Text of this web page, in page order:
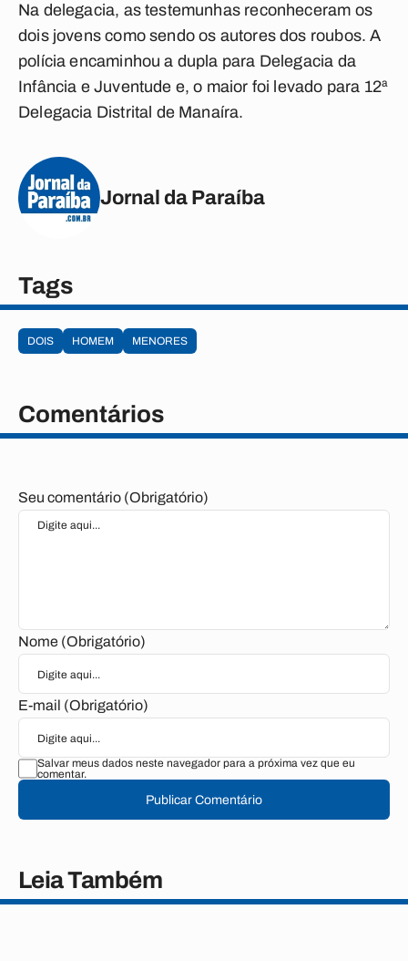
Na delegacia, as testemunhas reconheceram os
dois jovens como sendo os autores dos roubos. A
polícia encaminhou a dupla para Delegacia da
Infância e Juventude e, o maior foi levado para 12ª
Delegacia Distrital de Manaíra.
Jornal da Paraíba
Tags
DOIS HOMEM MENORES
Comentários
Seu comentário (Obrigatório)
Nome (Obrigatório)
E-mail (Obrigatório)
Salvar meus dados neste navegador para a próxima vez que eu
comentar.
Publicar Comentário
Leia Também